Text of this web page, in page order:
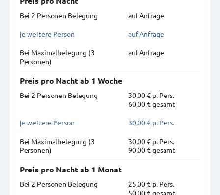
Bei 2 Personen Belegung
auf Anfrage
je weitere Person auf Anfrage
Bei Maximal­belegung (3
Personen)
auf Anfrage
Preis pro Nacht ab 1 Woche
Bei 2 Personen Belegung
30,00 € p. Pers.
60,00 € gesamt
je weitere Person 30,00 € p. Pers.
Bei Maximal­belegung (3
Personen)
30,00 € p. Pers.
90,00 € gesamt
Preis pro Nacht ab 1 Monat
Bei 2 Personen Belegung
25,00 € p. Pers.
50,00 € gesamt